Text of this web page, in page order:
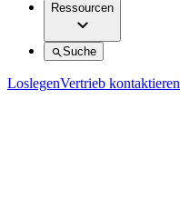
Ressourcen
Suche
LoslegenVertrieb kontaktieren